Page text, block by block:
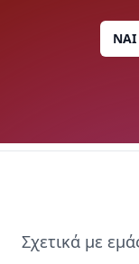
Σχετικά με